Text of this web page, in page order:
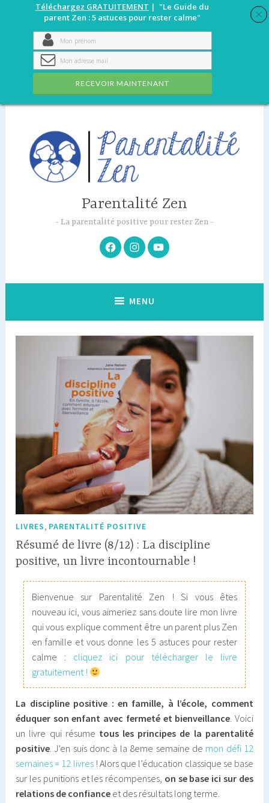
contenu
principal
Parentalité Zen
La parentalité positive pour rester Zen
Facebook
Instagram
Youtube
MENU
LIVRES PARENTALITÉ POSITIVE
Résumé de livre (8/12) : La discipline
positive, un livre incontournable !
Bienvenue sur Parentalité Zen ! Si vous êtes
nouveau ici, vous aimeriez sans doute lire mon livre
qui vous explique comment être un parent plus Zen
en famille et vous donne les 5 astuces pour rester
calme : cliquez ici pour télécharger le livre
gratuitement !
La discipline positive : en famille, à l’école, comment
éduquer son enfant avec fermeté et bienveillance . Voici
un livre qui résume tous les principes de la parentalité
positive . J’en suis donc à la 8eme semaine de mon défi 12
semaines = 12 livres! Alors que l’éducation classique se base
sur les punitions et les récompenses, on se base ici sur des
relations de confiance et des résultats long terme.
Téléchargez GRATUITEMENT | "Le Guide du
parent Zen : 5 astuces pour rester calme"
RECEVOIR MAINTENANT